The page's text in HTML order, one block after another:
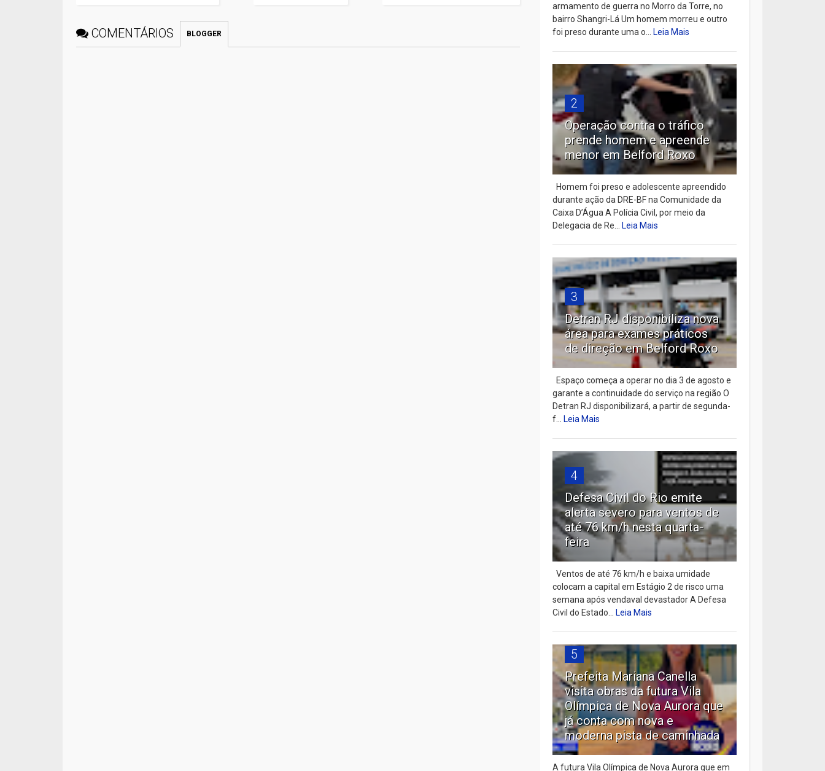
COMENTÁRIOS BLOGGER
armamento de guerra no Morro da Torre, no
bairro Shangri-Lá Um homem morreu e outro
foi preso durante uma o...Leia Mais
2
Operação contra o tráfico
prende homem e apreende
menor em Belford Roxo
Homem foi preso e adolescente apreendido
durante ação da DRE-BF na Comunidade da
Caixa D’Água A Polícia Civil, por meio da
Delegacia de Re...Leia Mais
3
Detran RJ disponibiliza nova
área para exames práticos
de direção em Belford Roxo
Espaço começa a operar no dia 3 de agosto e
garante a continuidade do serviço na região O
Detran RJ disponibilizará, a partir de segunda-
f...Leia Mais
4
Defesa Civil do Rio emite
alerta severo para ventos de
até 76 km/h nesta quarta-
feira
Ventos de até 76 km/h e baixa umidade
colocam a capital em Estágio 2 de risco uma
semana após vendaval devastador A Defesa
Civil do Estado...Leia Mais
5
Prefeita Mariana Canella
visita obras da futura Vila
Olímpica de Nova Aurora que
já conta com nova e
moderna pista de caminhada
A futura Vila Olímpica de Nova Aurora que em